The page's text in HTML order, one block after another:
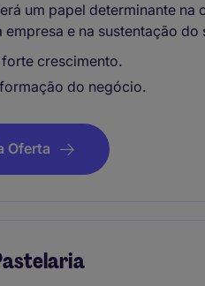
um papel determinante na
e na sustentação
crescimento.
do negócio.
Oferta